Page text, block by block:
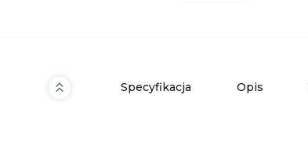
Specyfikacja Opis